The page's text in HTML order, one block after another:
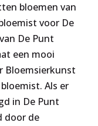
bloemen van
voor De
De Punt
een mooi
Bloemsierkunst
Als er
in De Punt
door de